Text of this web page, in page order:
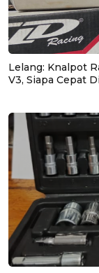
Lelang: Knalpot
V3, Siapa Cepat